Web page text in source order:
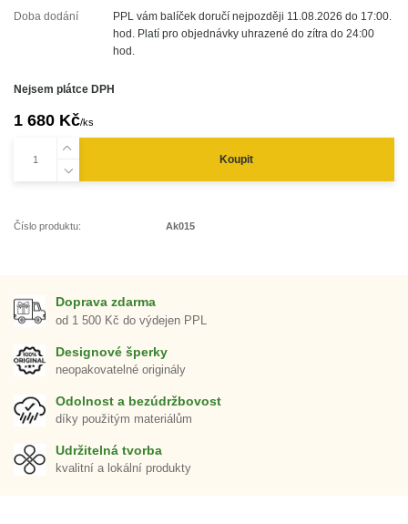
Doba dodání
PPL vám balíček doručí nejpozději 11.08.2026 do 17:00.
hod. Platí pro objednávky uhrazené do zítra do 24:00
hod.
Nejsem plátce DPH
1 680 Kč/ks
Koupit
Číslo produktu: Ak015
Doprava zdarma
od 1 500 Kč do výdejen PPL
Designové šperky
neopakovatelné originály
Odolnost a bezúdržbovost
díky použitým materiálům
Udržitelná tvorba
kvalitní a lokální produkty